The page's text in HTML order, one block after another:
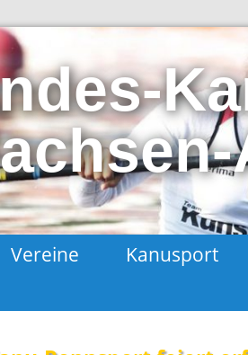
Vereine Kanusport